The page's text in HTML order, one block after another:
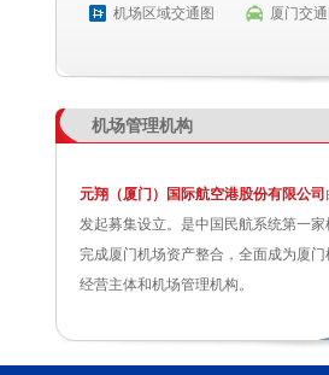
机场区域交通图 厦门交通
机场管理机构
元翔（厦门）国际航空港股份有限公司
发起募集设立。是中国民航系统第一家
完成厦门机场资产整合，全面成为厦门
经营主体和机场管理机构。